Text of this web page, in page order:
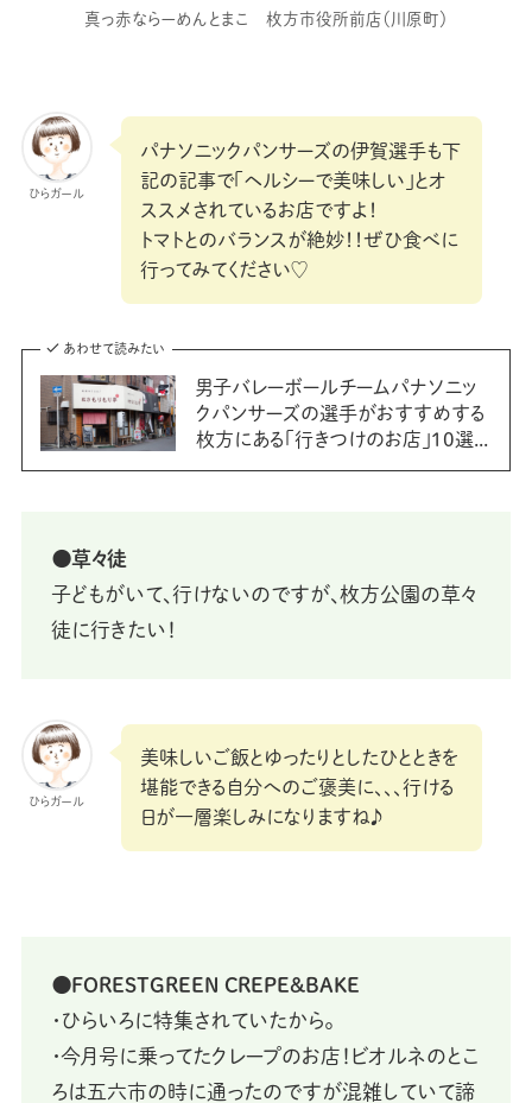
真っ赤ならーめんとまこ 枚方市役所前店（川原町）
ひらガール
パナソニックパンサーズの伊賀選手も下
記の記事で「ヘルシーで美味しい」とオ
ススメされているお店ですよ！
トマトとのバランスが絶妙！！ぜひ食べに
行ってみてください♡
あわせて読みたい
男子バレーボールチームパナソニッ
クパンサーズの選手がおすすめする
枚方にある「行きつけのお店」10選...
⚫草々徒
子どもがいて、行けないのですが、枚方公園の草々
徒に行きたい！
ひらガール
美味しいご飯とゆったりとしたひとときを
堪能できる自分へのご褒美に、、、行ける
日が一層楽しみになりますね♪
⚫FORESTGREEN CREPE&BAKE
・ひらいろに特集されていたから。
・今月号に乗ってたクレープのお店！ビオルネのとこ
ろは五六市の時に通ったのですが混雑していて諦